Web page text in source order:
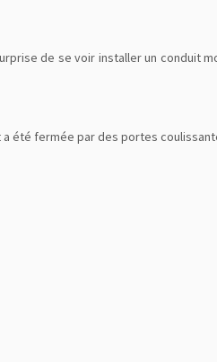
de se voir installer un conduit
été fermée par des portes